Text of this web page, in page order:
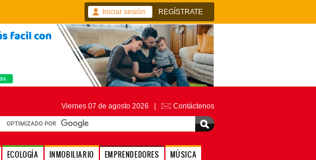
Iniciar sesión REGÍSTRATE
Viernes 07 de agosto 2026 | Contáctenos
ECOLOGÍA INMOBILIARIO EMPRENDEDORES MÚSICA